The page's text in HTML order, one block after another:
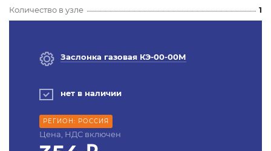
Количество в узле
1
Заслонка газовая КЭ-00-00М
нет в наличии
РЕГИОН: РОССИЯ
Цена, НДС включен